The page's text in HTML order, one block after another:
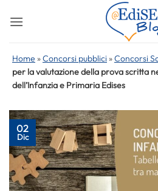
Home »Concorsi pubblici »Concorsi
per la valutazione della prova scritta
dell’Infanzia e Primaria Edises
02
Dic